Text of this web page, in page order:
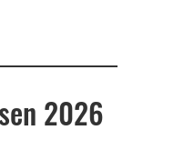
2026